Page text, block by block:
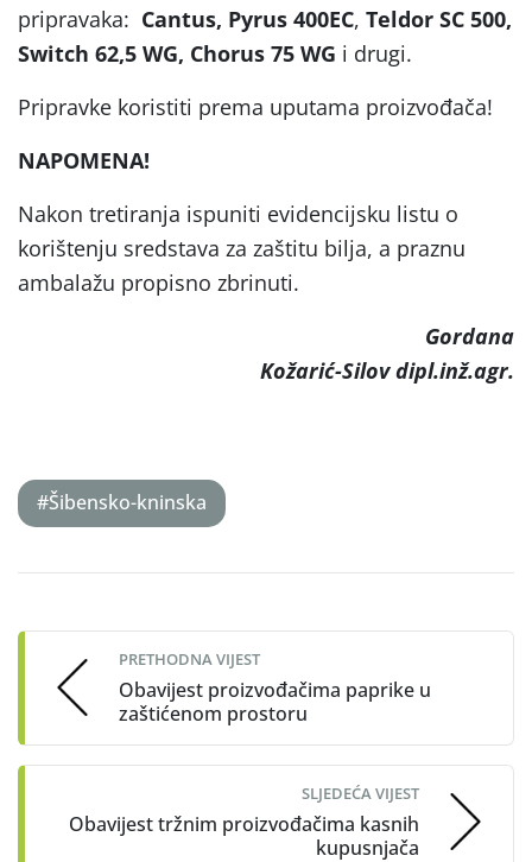
pripravaka: Cantus, Pyrus 400EC, Teldor SC 500,
Switch 62,5 WG, Chorus 75 WG i drugi.
Pripravke koristiti prema uputama proizvođača!
NAPOMENA!
Nakon tretiranja ispuniti evidencijsku listu o
korištenju sredstava za zaštitu bilja, a praznu
ambalažu propisno zbrinuti.
Gordana
Kožarić-Silov dipl.inž.agr.
#Šibensko-kninska
navigation
PRETHODNA VIJEST
Obavijest proizvođačima paprike u
zaštićenom prostoru
SLJEDEĆA VIJEST
Obavijest tržnim proizvođačima kasnih
kupusnjača